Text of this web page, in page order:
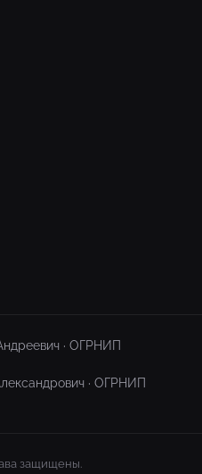
· ОГРНИП
· ОГРНИП
защищены.